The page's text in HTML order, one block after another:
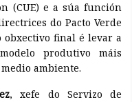
(CUE) e a súa función
do Pacto Verde
obxectivo final é levar a
produtivo máis
ambiente.
, xefe do Servizo de